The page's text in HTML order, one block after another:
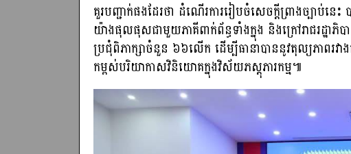
គួរបញ្ជាក់ផងដែរថា ដំណើរការរៀបចំសេចក្តីព្រាងច្បាប់នេ
យ៉ាងផុលផុសជាមួយភាគីពាក់ព័ន្ធទាំងក្នុង និងក្រៅរាជរដ្ឋ
ប្រជុំពិភាក្សាចំនួន ៦៦លើក ដើម្បីធានាបាននូវតុល្យភាពរវ
កម្ពស់បរិយាកាសវិនិយោគក្នុងវិស័យភស្តុភារកម្ម៕